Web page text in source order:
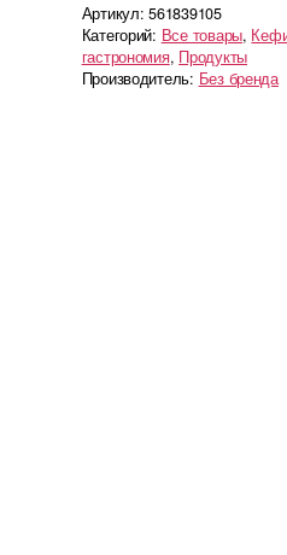
Артикул:561839105
Категорий: Все товары,
гастрономия, Продукты
Производитель: Без бренда